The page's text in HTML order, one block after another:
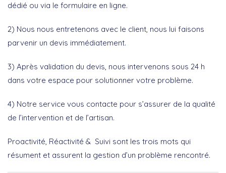
dédié ou via le formulaire en ligne.
2) Nous nous entretenons avec le client, nous lui faisons
parvenir un devis immédiatement.
3) Après validation du devis, nous intervenons sous 24 h
dans votre espace pour solutionner votre problème.
4) Notre service vous contacte pour s’assurer de la qualité
de l’intervention et de l’artisan.
Proactivité, Réactivité & Suivi sont les trois mots qui
résument et assurent la gestion d’un problème rencontré.